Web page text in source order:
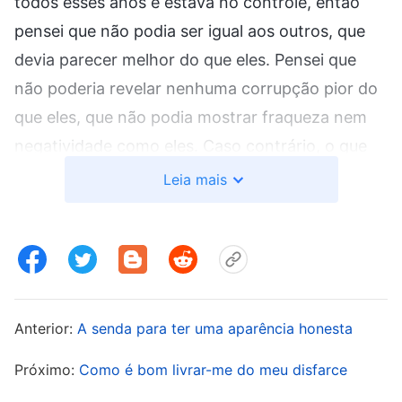
pensei que não podia ser igual aos outros, que
devia parecer melhor do que eles. Pensei que
não poderia revelar nenhuma corrupção pior do
que eles, que não podia mostrar fraqueza nem
negatividade como eles. Caso contrário, o que
pensariam de mim? Eles não diriam que a minha
tarde, fui lidada por uma líder por violar os
carecia de percepção das coisas após tantos
realidade da verdade. Eu me senti muito
Leia mais
Anterior: A senda para ter uma aparência honesta
Próximo: Como é bom livrar-me do meu disfarce